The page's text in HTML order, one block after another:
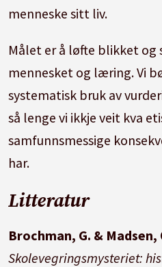
menneske sitt liv.
Målet er å løfte blikket og
mennesket og læring. Vi
systematisk bruk av
så lenge vi ikkje veit kva
samfunnsmessige
har.
Litteratur
Brochman, G. & Madsen,
Skolevegringsmysteriet: